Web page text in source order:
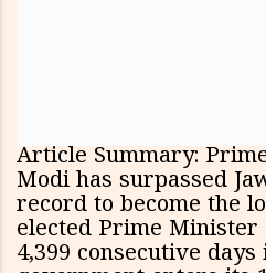
Article Summary:
Modi has surpassed
record to become the
elected Prime
4,399 consecutive